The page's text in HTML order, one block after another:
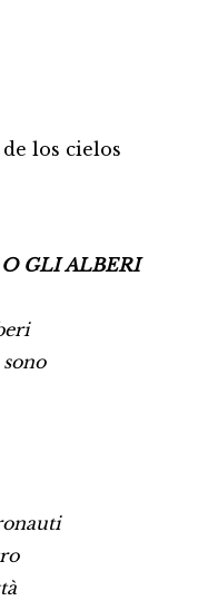
los cielos
GLI ALBERI